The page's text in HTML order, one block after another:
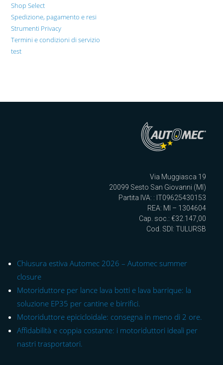
Shop Select
Spedizione, pagamento e resi
Strumenti Privacy
Termini e condizioni di servizio
test
Via Muggiasca 19
20099 Sesto San Giovanni (MI)
Partita IVA: : IT09625430153
REA: MI – 1304604
Cap. soc.: €32.147,00
Cod. SDI: TULURSB
Chiusura estiva Automec 2026 – Automec summer
closure
Motoriduttore per lance lava botti e lava barrique: la
soluzione EP35 per cantine e birrifici.
Motoriduttore epicicloidale: consegna in meno di 2 ore.
Affidabilità e coppia costante: i motoriduttori ideali per
nastri trasportatori.